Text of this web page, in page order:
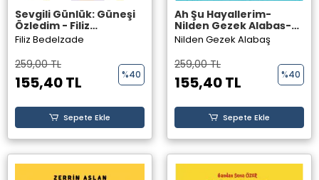
Sevgili Günlük: Güneşi
Özledim - Filiz
Bedelzade - Perseus
Filiz Bedelzade
259,00 TL
155,40 TL %40
Sepete Ekle
Ah Şu Hayallerim-
Nilden Gezek Alabaş-
Perseus Yayınevi
Nilden Gezek Alabaş
259,00 TL
155,40 TL %40
Sepete Ekle